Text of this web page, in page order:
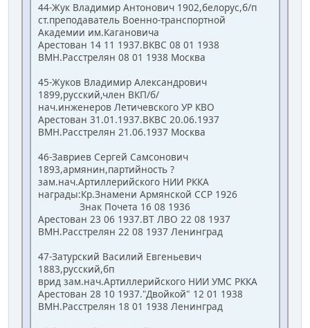
44-Жук Владимир Антонович 1902,белорус,б/п
ст.преподаватель Военно-транспортной
Академии им.Кагановича
Арестован 14 11 1937.ВКВС 08 01 1938
ВМН.Расстрелян 08 01 1938 Москва
45-Жуков Владимир Александрович
1899,русский,член ВКП/б/
нач.инженеров Летичевского УР КВО
Арестован 31.01.1937.ВКВС 20.06.1937
ВМН.Расстрелян 21.06.1937 Москва
46-Завриев Сергей Самсонович
1893,армянин,партийность ?
зам.нач.Артиллерийского НИИ РККА
награды:Кр.Знамени Армянской ССР 1926
Знак Почета 16 08 1936
Арестован 23 06 1937.ВТ ЛВО 22 08 1937
ВМН.Расстрелян 22 08 1937 Ленинград
47-Затурский Василий Евгеньевич
1883,русский,бп
врид зам.нач.Артиллерийского НИИ УМС РККА
Арестован 28 10 1937."Двойкой" 12 01 1938
ВМН.Расстрелян 18 01 1938 Ленинград